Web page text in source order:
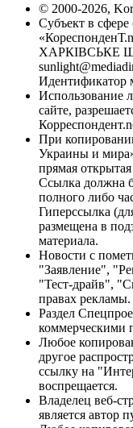
© 2000-2026,
Субъект в
ХАРКІВСЬКЕ
Идентификатор
Использование
сайте,
При
Украины и
прямая
Ссылка должна
полного либо
Гиперссылка
размещена в
материала.
Новости с
"Заявление",
"Тест-драйв",
правах рекламы.
Раздел
коммерческими
Любое
другое
ссылку на
воспрещается.
Владелец веб-
является автор